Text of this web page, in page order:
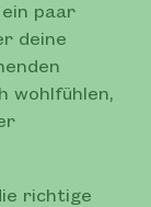
paar
deine
wohlfühlen,
richtige